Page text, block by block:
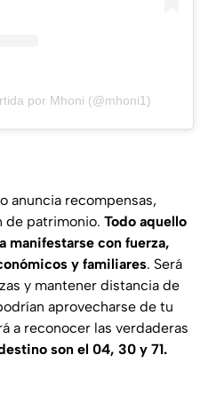
por Mhoni (@mhoni1)
anuncia recompensas,
de patrimonio. Todo aquello
manifestarse con fuerza,
y familiares. Será
y mantener distancia de
aprovecharse de tu
a reconocer las verdaderas
son el 04, 30 y 71.